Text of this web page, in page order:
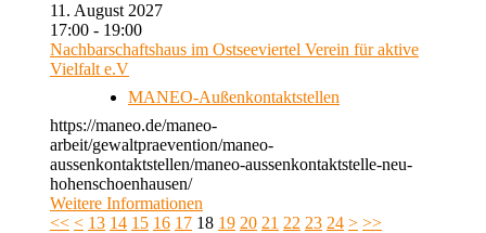
11. August 2027
17:00 - 19:00
Nachbarschaftshaus im Ostseeviertel Verein für aktive
Vielfalt e.V
MANEO-Außenkontaktstellen
https://maneo.de/maneo-
arbeit/gewaltpraevention/maneo-
aussenkontaktstellen/maneo-aussenkontaktstelle-neu-
hohenschoenhausen/
Weitere Informationen
<< < 13 14 15 16 17 18 19 20 21 22 23 24 > >>